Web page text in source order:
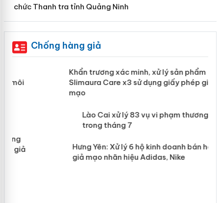
chức Thanh tra tỉnh Quảng Ninh
Chống hàng giả
Khẩn trương xác minh, xử lý sản phẩm
Slimaura Care x3 sử dụng giấy phép
giả mạo
mại trong tháng 7